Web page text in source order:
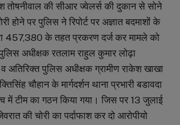
तोषनीवाल की सीआर ज्वेलर्स की दुकान से सोने
होने पर पुलिस ने रिपोर्ट पर अज्ञात बदमाशों के
457,380 के तहत प्रकरण दर्ज कर मामले को
अधीक्षक रतलाम राहुल कुमार लोढ़ा
अतिरिक्त पुलिस अधीक्षक ग्रामीण राकेश खाखा
चौहान के मार्गदर्शन थाना प्रभारी बडावदा
में टीम का गठन किया गया। जिस पर 13 जुलाई
की चोरी का पर्दाफाश कर दो आरोपीयो